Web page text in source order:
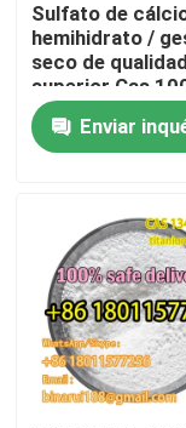
Para casa
Vídeos
Sobre nós
Visita à fábrica
Sulfato de
hemihidrato /
seco de
superior Cas
76-1
Enviar